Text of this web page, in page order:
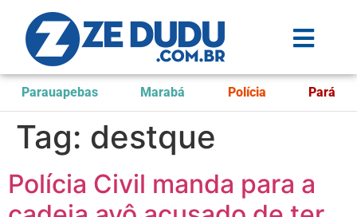
Parauapebas Marabá Polícia Pará
Tag: destque
Polícia Civil manda para a